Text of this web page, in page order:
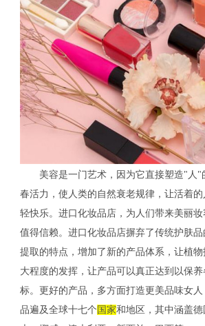
美容是一门艺术，因为它直接塑造"人"
春活力，使人类的自然衰老规律，让活着
轻快乐。进口化妆品店，为人们带来美丽
值得信赖。进口化妆品店摒弃了传统护肤
提取的特点，增加了新的产品体系，让植
大程度的发挥，让产品可以真正达到以保养
标。更好的产品，多方面打造更美品味女
品遍及全球十七个 国家和地区，其中涵盖